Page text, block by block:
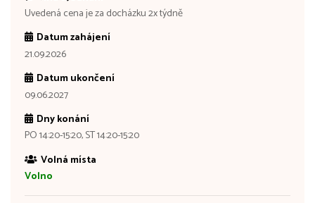
Uvedená cena je za docházku 2x týdně
Datum zahájení
21.09.2026
Datum ukončení
09.06.2027
Dny konání
PO 14:20-15:20, ST 14:20-15:20
Volná místa
Volno